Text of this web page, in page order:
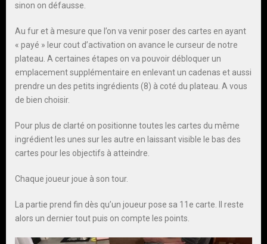
sinon on défausse.
Au fur et à mesure que l’on va venir poser des cartes en ayant
« payé » leur cout d’activation on avance le curseur de notre
plateau. A certaines étapes on va pouvoir débloquer un
emplacement supplémentaire en enlevant un cadenas et aussi
prendre un des petits ingrédients (8) à coté du plateau. A vous
de bien choisir.
Pour plus de clarté on positionne toutes les cartes du même
ingrédient les unes sur les autre en laissant visible le bas des
cartes pour les objectifs à atteindre.
Chaque joueur joue à son tour.
La partie prend fin dès qu’un joueur pose sa 11e carte. Il reste
alors un dernier tout puis on compte les points.